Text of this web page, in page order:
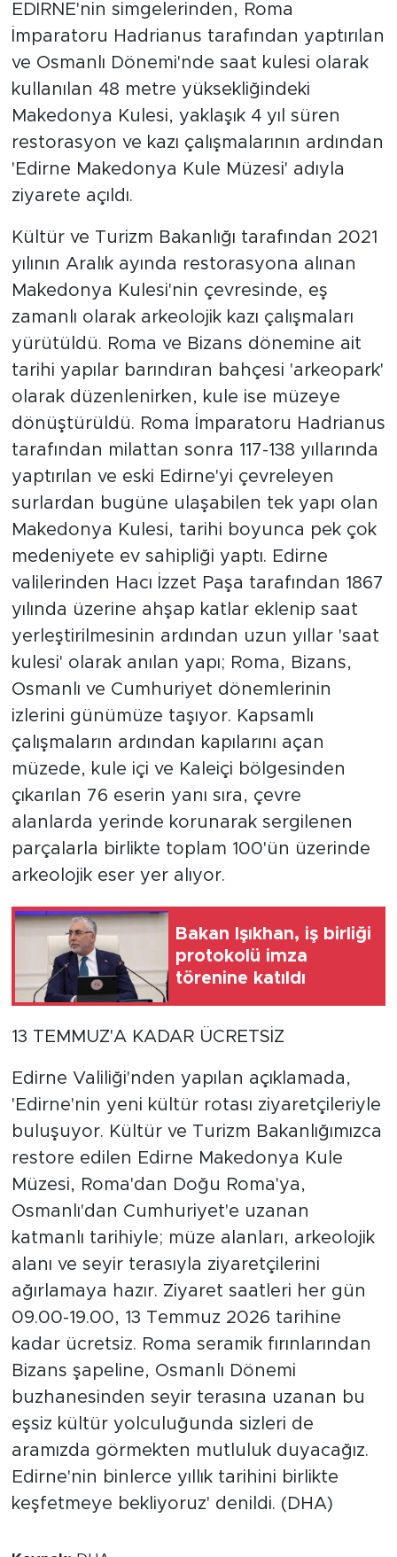
EDİRNE'nin simgelerinden, Roma
İmparatoru Hadrianus tarafından yaptırılan
ve Osmanlı Dönemi'nde saat kulesi olarak
kullanılan 48 metre yüksekliğindeki
Makedonya Kulesi, yaklaşık 4 yıl süren
restorasyon ve kazı çalışmalarının ardından
'Edirne Makedonya Kule Müzesi' adıyla
ziyarete açıldı.
Kültür ve Turizm Bakanlığı tarafından 2021
yılının Aralık ayında restorasyona alınan
Makedonya Kulesi'nin çevresinde, eş
zamanlı olarak arkeolojik kazı çalışmaları
yürütüldü. Roma ve Bizans dönemine ait
tarihi yapılar barındıran bahçesi 'arkeopark'
olarak düzenlenirken, kule ise müzeye
dönüştürüldü. Roma İmparatoru Hadrianus
tarafından milattan sonra 117-138 yıllarında
yaptırılan ve eski Edirne'yi çevreleyen
surlardan bugüne ulaşabilen tek yapı olan
Makedonya Kulesi, tarihi boyunca pek çok
medeniyete ev sahipliği yaptı. Edirne
valilerinden Hacı İzzet Paşa tarafından 1867
yılında üzerine ahşap katlar eklenip saat
yerleştirilmesinin ardından uzun yıllar 'saat
kulesi' olarak anılan yapı; Roma, Bizans,
Osmanlı ve Cumhuriyet dönemlerinin
izlerini günümüze taşıyor. Kapsamlı
çalışmaların ardından kapılarını açan
müzede, kule içi ve Kaleiçi bölgesinden
çıkarılan 76 eserin yanı sıra, çevre
alanlarda yerinde korunarak sergilenen
parçalarla birlikte toplam 100'ün üzerinde
arkeolojik eser yer alıyor.
Bakan Işıkhan, iş birliği
protokolü imza
törenine katıldı
13 TEMMUZ'A KADAR ÜCRETSİZ
Edirne Valiliği'nden yapılan açıklamada,
'Edirne'nin yeni kültür rotası ziyaretçileriyle
buluşuyor. Kültür ve Turizm Bakanlığımızca
restore edilen Edirne Makedonya Kule
Müzesi, Roma'dan Doğu Roma'ya,
Osmanlı'dan Cumhuriyet'e uzanan
katmanlı tarihiyle; müze alanları, arkeolojik
alanı ve seyir terasıyla ziyaretçilerini
ağırlamaya hazır. Ziyaret saatleri her gün
09.00-19.00, 13 Temmuz 2026 tarihine
kadar ücretsiz. Roma seramik fırınlarından
Bizans şapeline, Osmanlı Dönemi
buzhanesinden seyir terasına uzanan bu
eşsiz kültür yolculuğunda sizleri de
aramızda görmekten mutluluk duyacağız.
Edirne'nin binlerce yıllık tarihini birlikte
keşfetmeye bekliyoruz' denildi. (DHA)